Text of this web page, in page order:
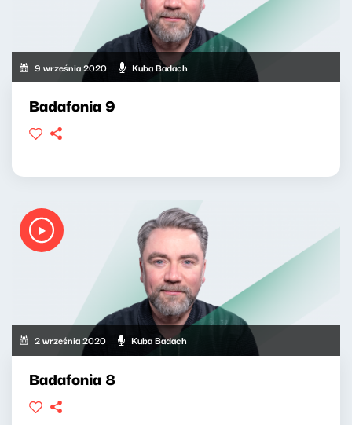
9 września 2020 Kuba Badach
Badafonia 9
2 września 2020 Kuba Badach
Badafonia 8